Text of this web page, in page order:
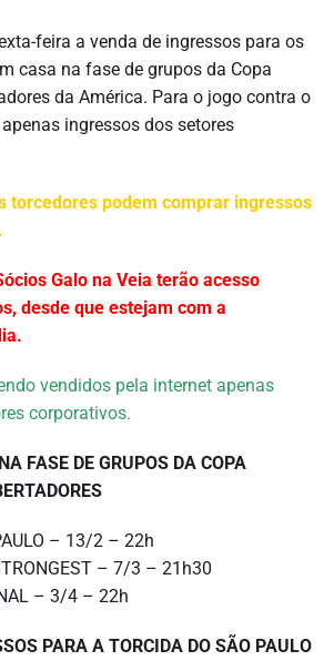
feira a venda de ingressos para os
casa na fase de grupos da Copa
da América. Para o jogo contra o
ingressos dos setores
torcedores podem comprar ingressos
Galo na Veia terão acesso
desde que estejam com a
vendidos pela internet apenas
corporativos.
FASE DE GRUPOS DA COPA
– 13/2 – 22h
– 7/3 – 21h30
– 3/4 – 22h
PARA A TORCIDA DO SÃO PAULO